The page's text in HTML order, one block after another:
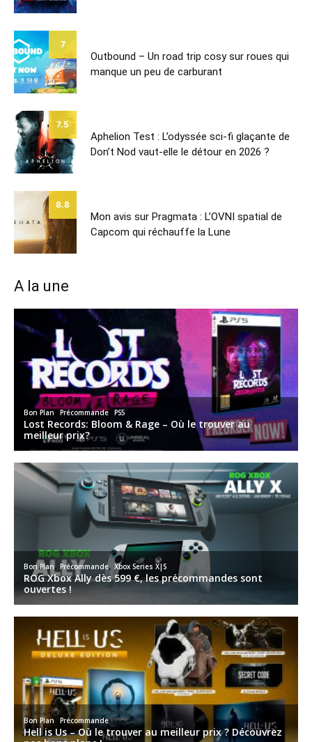
7
Outbound – Un road trip cosy sur roues qui
manque un peu de carburant
7.5
Aphelion Test : L’odyssée sci-fi glaçante de
Don’t Nod vaut-elle le détour en 2026 ?
8.8
Mon avis sur Pragmata : L’OVNI spatial de
Capcom qui réchauffe la Lune
A la une